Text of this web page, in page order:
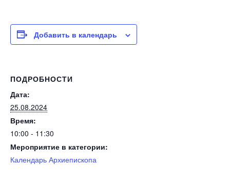
Добавить в календарь
ПОДРОБНОСТИ
Дата:
25.08.2024
Время:
10:00 - 11:30
Мероприятие в категории:
Календарь Архиепископа